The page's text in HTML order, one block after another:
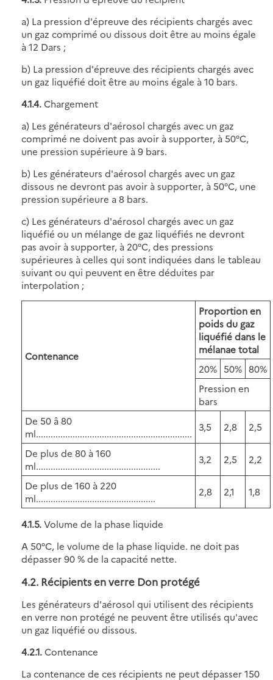
a) La pression d'épreuve des récipients chargés avec
un gaz comprimé ou dissous doit être au moins égale
à 12 Dars ;
b) La pression d'épreuve des récipients chargés avec
un gaz liquéfié doit être au moins égale à 10 bars.
4.1.4.Chargement
a) Les générateurs d'aérosol chargés avec un gaz
comprimé ne doivent pas avoir à supporter, à 50°C,
une pression supérieure à 9 bars.
b) Les générateurs d'aérosol chargés avec un gaz
dissous ne devront pas avoir à supporter, à 50°C, une
pression supérieure a 8 bars.
c) Les générateurs d'aérosol chargés avec un gaz
liquéfié ou un mélange de gaz liquéfiés ne devront
pas avoir à supporter, à 20°C, des pressions
supérieures à celles qui sont indiquées dans le tableau
suivant ou qui peuvent en être déduites par
interpolation ;
Contenance
Proportion en
poids du gaz
liquéfié dans le
mélanae total
20% 50% 80%
Pression en
bars
De 50 â 80
ml................................................................
3,5 2,8 2,5
De plus de 80 à 160
ml...................................................
3,2 2,5 2,2
De plus de 160 à 220
ml.................................................
2,8 2,1 1,8
4.1.5.Volume de la phase liquide
A 50°C, le volume de la phase liquide. ne doit pas
dépasser 90 % de la capacité nette.
4.2. Récipients en verre Don protégé
Les générateurs d'aérosol qui utilisent des récipients
en verre non protégé ne peuvent être utilisés qu'avec
un gaz liquéfié ou dissous.
4.2.1.Contenance
La contenance de ces récipients ne peut dépasser 150